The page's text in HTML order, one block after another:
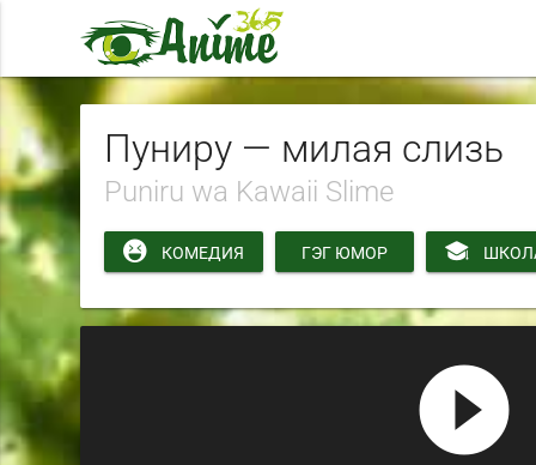
Пуниру — милая слизь
Puniru wa Kawaii Slime
КОМЕДИЯ ГЭГ ЮМОР
play_circle_filled